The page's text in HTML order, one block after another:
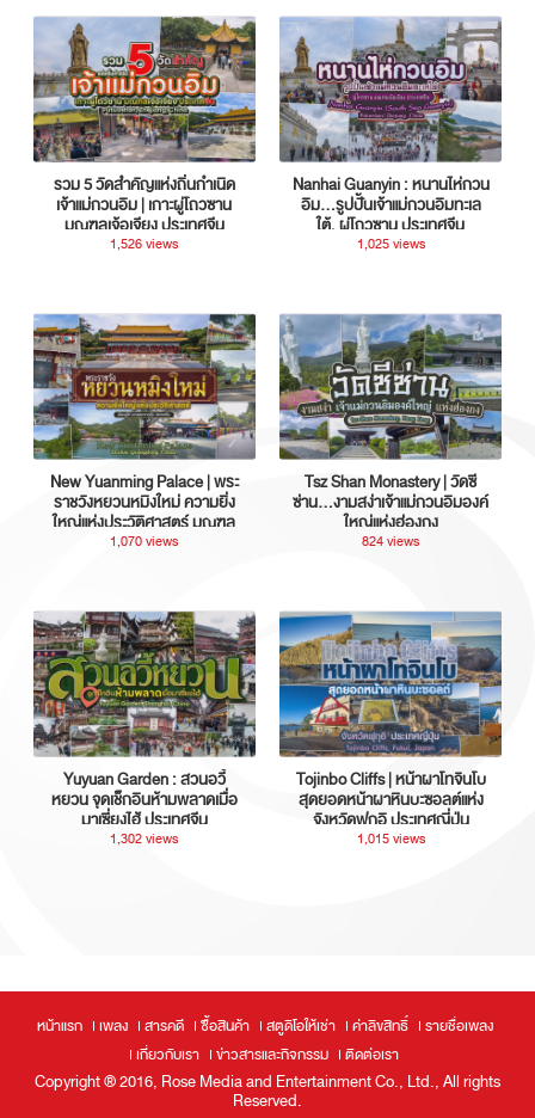
รวม 5 วัดสำคัญแห่งถิ่นกำเนิด
เจ้าแม่กวนอิม | เกาะผู่โถวซาน
มณฑลเจ้อเจียง ประเทศจีน
1,526 views
Nanhai Guanyin : หนานไห่กวน
อิม...รูปปั้นเจ้าแม่กวนอิมทะเล
ใต้, ผู่โถวซาน ประเทศจีน
1,025 views
New Yuanming Palace | พระ
ราชวังหยวนหมิงใหม่ ความยิ่ง
ใหญ่แห่งประวัติศาสตร์ มณฑล
กวางตุ้ง ประเทศจีน
1,070 views
Tsz Shan Monastery | วัดซี
ซ่าน…งามสง่าเจ้าแม่กวนอิมองค์
ใหญ่แห่งฮ่องกง
824 views
Yuyuan Garden : สวนอวี้
หยวน จุดเช็กอินห้ามพลาดเมื่อ
มาเซี่ยงไฮ้ ประเทศจีน
1,302 views
Tojinbo Cliffs | หน้าผาโทจินโบ
สุดยอดหน้าผาหินบะซอลต์แห่ง
จังหวัดฟุกุอิ ประเทศญี่ปุ่น
1,015 views
หน้าแรก เพลง สารคดี ซื้อสินค้า สตูดิโอให้เช่า ค่าลิขสิทธิ์
รายชื่อเพลง
เกี่ยวกับเรา
ข่าวสารและกิจกรรม ติดต่อเรา
Copyright ® 2016, Rose Media and Entertainment Co., Ltd., All rights
Reserved.